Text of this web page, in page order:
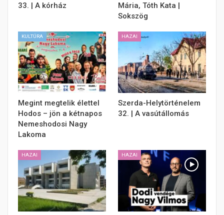
33. | A kórház
Mária, Tóth Kata |
Sokszög
KULTÚRA
Megint megtelik élettel
Hodos – jön a kétnapos
Nemeshodosi Nagy
Lakoma
HAZAI
Szerda-Helytörténelem
32. | A vasútállomás
HAZAI HAZAI